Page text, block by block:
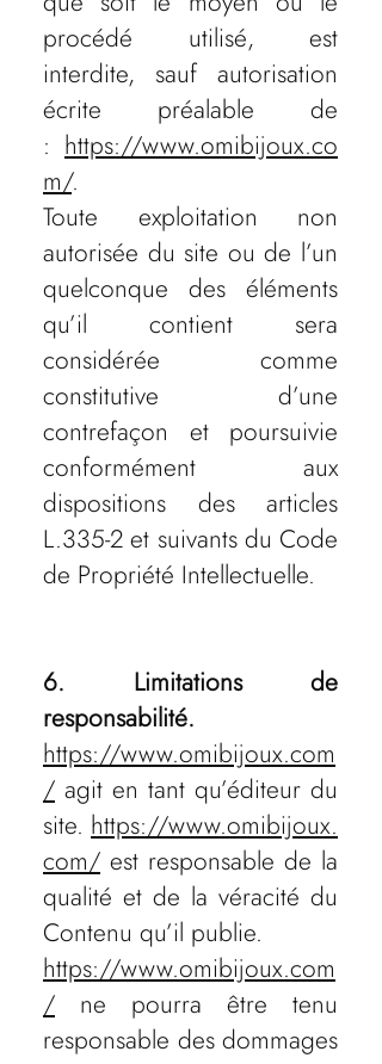
procédé utilisé, est
interdite, sauf autorisation
écrite préalable de
: https://www.omibijoux.co
m/.
Toute exploitation non
autorisée du site ou de l’un
quelconque des éléments
qu’il contient sera
considérée comme
constitutive d’une
contrefaçon et poursuivie
conformément aux
dispositions des articles
L.335-2 et suivants du Code
de Propriété Intellectuelle.
6. Limitations de
responsabilité.
https://www.omibijoux.com
/ agit en tant qu’éditeur du
site. https://www.omibijoux.
com/ est responsable de la
qualité et de la véracité du
Contenu qu’il publie.
https://www.omibijoux.com
/ ne pourra être tenu
responsable des dommages